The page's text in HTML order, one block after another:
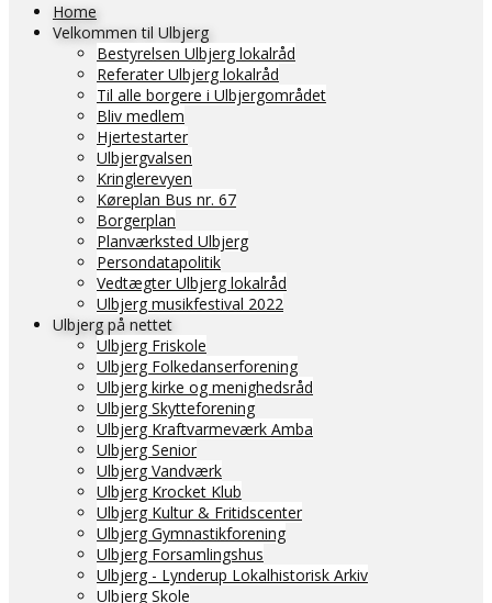
Home
Velkommen til Ulbjerg
Bestyrelsen Ulbjerg lokalråd
Referater Ulbjerg lokalråd
Til alle borgere i Ulbjergområdet
Bliv medlem
Hjertestarter
Ulbjergvalsen
Kringlerevyen
Køreplan Bus nr. 67
Borgerplan
Planværksted Ulbjerg
Persondatapolitik
Vedtægter Ulbjerg lokalråd
Ulbjerg musikfestival 2022
Ulbjerg på nettet
Ulbjerg Friskole
Ulbjerg Folkedanserforening
Ulbjerg kirke og menighedsråd
Ulbjerg Skytteforening
Ulbjerg Kraftvarmeværk Amba
Ulbjerg Senior
Ulbjerg Vandværk
Ulbjerg Krocket Klub
Ulbjerg Kultur & Fritidscenter
Ulbjerg Gymnastikforening
Ulbjerg Forsamlingshus
Ulbjerg - Lynderup Lokalhistorisk Arkiv
Ulbjerg Skole